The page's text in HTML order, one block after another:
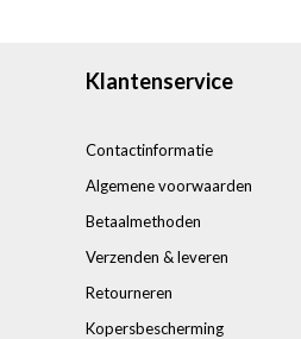
Klantenservice
Contactinformatie
Algemene voorwaarden
Betaalmethoden
Verzenden & leveren
Retourneren
Kopersbescherming